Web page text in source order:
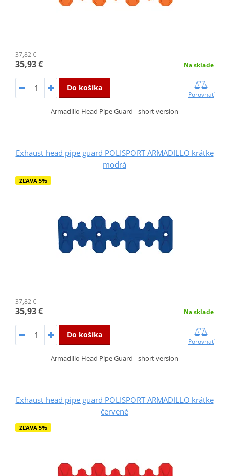
37,82 €
35,93 € Na sklade
Do košíka
Porovnať
Armadillo Head Pipe Guard - short version
Exhaust head pipe guard POLISPORT ARMADILLO krátke
modrá
ZĽAVA 5%
37,82 €
35,93 € Na sklade
Do košíka
Porovnať
Armadillo Head Pipe Guard - short version
Exhaust head pipe guard POLISPORT ARMADILLO krátke
červené
ZĽAVA 5%